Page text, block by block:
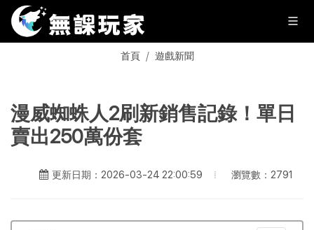
首頁 遊戲新聞
漫威蜘蛛人2刷新銷售記錄！單日
賣出250萬份套
更新日期：2026-03-24 22:00:59 瀏覽數：2791